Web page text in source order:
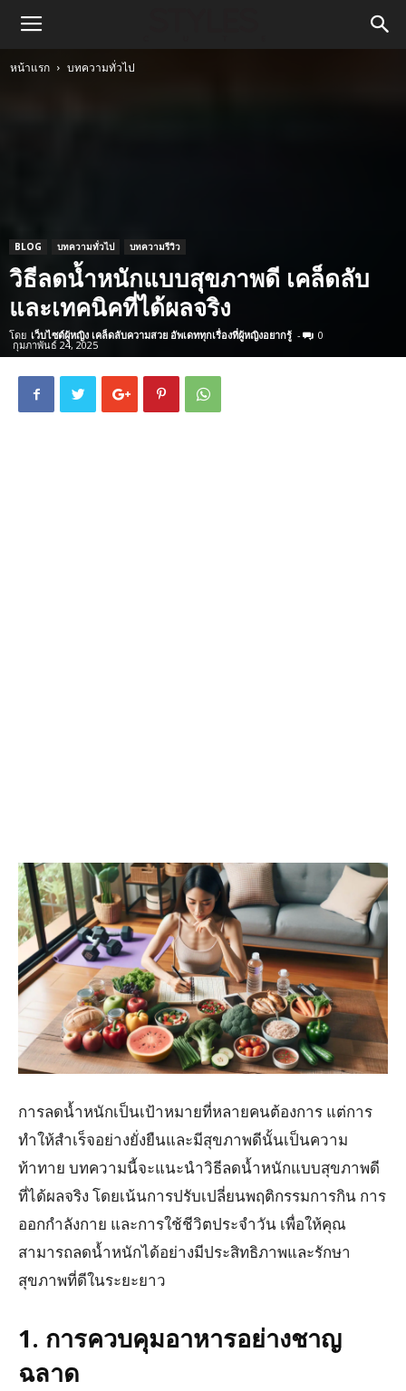
หน้าแรก บทความทั่วไป
BLOG บทความทั่วไป บทความรีวิว
วิธีลดน้ำหนักแบบสุขภาพดี เคล็ดลับ
และเทคนิคที่ได้ผลจริง
โดย เว็บไซต์ผู้หญิง เคล็ดลับความสวย อัพเดททุกเรื่องที่ผู้หญิงอยากรู้ -
กุมภาพันธ์ 24, 2025
0
การลดน้ำหนักเป็นเป้าหมายที่หลายคนต้องการ แต่การ
ทำให้สำเร็จอย่างยั่งยืนและมีสุขภาพดีนั้นเป็นความ
ท้าทาย บทความนี้จะแนะนำวิธีลดน้ำหนักแบบสุขภาพดี
ที่ได้ผลจริง โดยเน้นการปรับเปลี่ยนพฤติกรรมการกิน การ
ออกกำลังกาย และการใช้ชีวิตประจำวัน เพื่อให้คุณ
สามารถลดน้ำหนักได้อย่างมีประสิทธิภาพและรักษา
สุขภาพที่ดีในระยะยาว
1. การควบคุมอาหารอย่างชาญ
ฉลาด